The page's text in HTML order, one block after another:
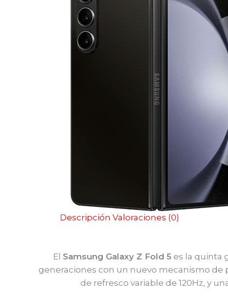
Descripción Valoraciones (0)
El Samsung Galaxy Z Fold 5 es la quinta
generaciones con un nuevo mecanismo de
de refresco variable de 120Hz, y